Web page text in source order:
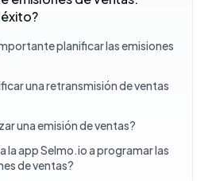
planificar las emisiones
una retransmisión de ventas
una emisión de ventas?
la app Selmo.io a programar las
de ventas?